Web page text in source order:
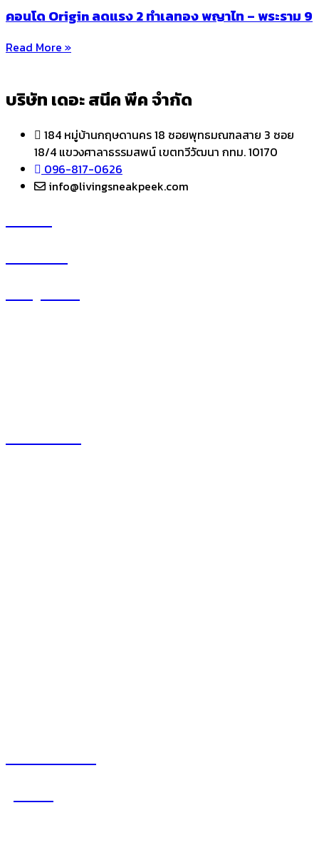
คอนโด Origin ลดแรง 2 ทำเลทอง พญาไท – พระราม 9
Read More »
บริษัท เดอะ สนีค พีค จำกัด
184 หมู่บ้านกฤษดานคร 18 ซอยพุทธมณฑลสาย 3 ซอย
18/4 แขวงศาลาธรรมสพน์ เขตทวีวัฒนา กทม. 10170
096-817-0626
info@livingsneakpeek.com
HOME
เปิดโชว์บ้าน
อ่านง่ายได้สาระ